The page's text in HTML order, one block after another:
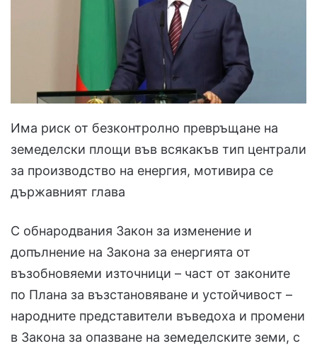
Има риск от безконтролно превръщане на
земеделски площи във всякакъв тип централи
за производство на енергия, мотивира се
държавният глава
С обнародвания Закон за изменение и
допълнение на Закона за енергията от
възобновяеми източници – част от законите
по Плана за възстановяване и устойчивост –
народните представители въведоха и промени
в Закона за опазване на земеделските земи, с